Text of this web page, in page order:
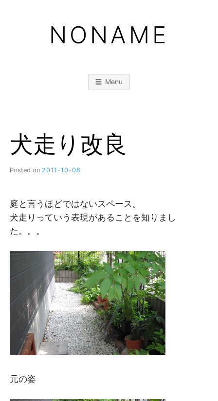
NONAME
Menu
犬走り改良
Posted on 2011-10-08
M
庭と言うほどではないスペース。
犬走りっていう表現があることを知りまし
た。。。
元の姿